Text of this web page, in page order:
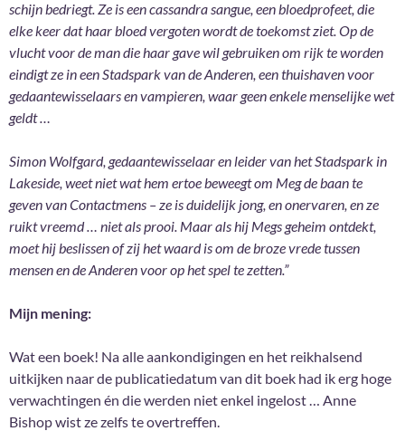
schijn bedriegt. Ze is een cassandra sangue, een bloedprofeet, die
elke keer dat haar bloed vergoten wordt de toekomst ziet. Op de
vlucht voor de man die haar gave wil gebruiken om rijk te worden
eindigt ze in een Stadspark van de Anderen, een thuishaven voor
gedaantewisselaars en vampieren, waar geen enkele menselijke wet
geldt …
Simon Wolfgard, gedaantewisselaar en leider van het Stadspark in
Lakeside, weet niet wat hem ertoe beweegt om Meg de baan te
geven van Contactmens – ze is duidelijk jong, en onervaren, en ze
ruikt vreemd … niet als prooi. Maar als hij Megs geheim ontdekt,
moet hij beslissen of zij het waard is om de broze vrede tussen
mensen en de Anderen voor op het spel te zetten.”
Mijn mening:
Wat een boek! Na alle aankondigingen en het reikhalsend
uitkijken naar de publicatiedatum van dit boek had ik erg hoge
verwachtingen én die werden niet enkel ingelost … Anne
Bishop wist ze zelfs te overtreffen.